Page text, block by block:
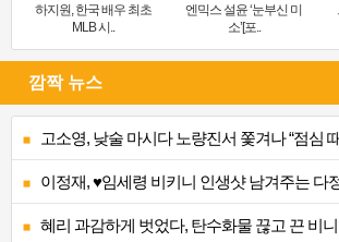
하지원, 한국 배우 최초
MLB 시..
엔믹스 설윤 ‘눈부신 미
소’[포..
깜짝 뉴스
고소영, 낮술 마시다 노량진서 쫓겨나 “점심
이정재, ♥임세령 비키니 인생샷 남겨주는 다
혜리 과감하게 벗었다, 탄수화물 끊고 끈 비니